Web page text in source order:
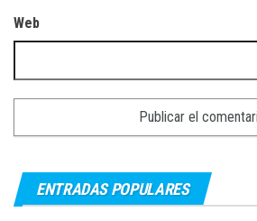
Web
ENTRADAS POPULARES